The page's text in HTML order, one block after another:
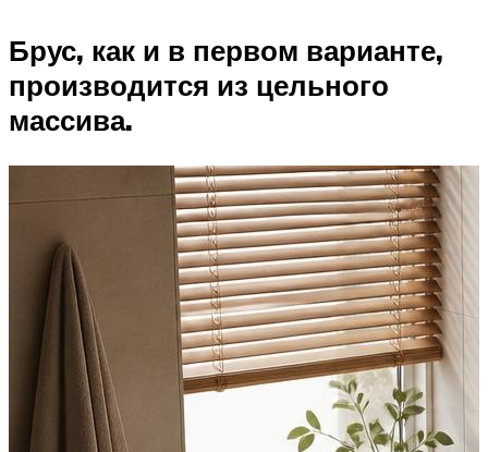
Брус, как и в первом варианте,
производится из цельного
массива.